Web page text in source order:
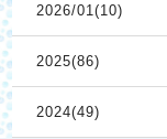
2026/01(10)
2025(86)
2024(49)